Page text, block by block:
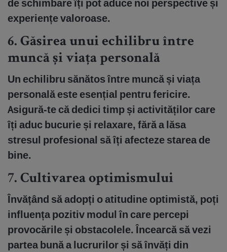
de schimbare îți pot aduce noi perspective și
experiențe valoroase.
6. Găsirea unui echilibru între
muncă și viața personală
Un echilibru sănătos între muncă și viața
personală este esențial pentru fericire.
Asigură-te că dedici timp și activităților care
îți aduc bucurie și relaxare, fără a lăsa
stresul profesional să îți afecteze starea de
bine.
7. Cultivarea optimismului
Învățând să adopți o atitudine optimistă, poți
influența pozitiv modul în care percepi
provocările și obstacolele. Încearcă să vezi
partea bună a lucrurilor și să învăți din